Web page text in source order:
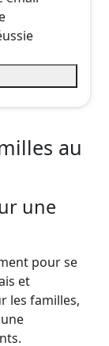
au
une
pour se
et
les familles,